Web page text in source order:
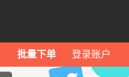
批量下单 登录账户